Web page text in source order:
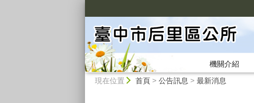
機關介紹
現在位置 首頁> 公告訊息 > 最新消息